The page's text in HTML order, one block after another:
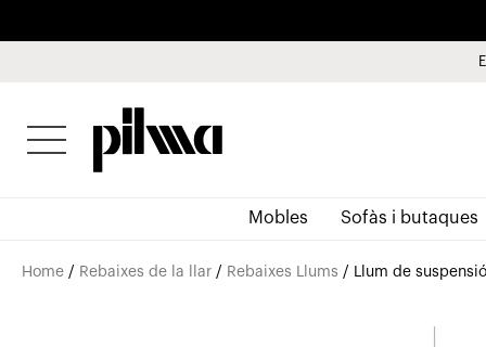
pilma
Mobles Sofàs i butaques
Home / Rebaixes de la llar / Rebaixes Llums / Llum de